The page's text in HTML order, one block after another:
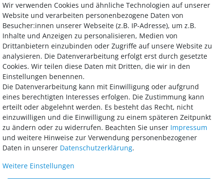
Vertrag widerrufen Kontakt
Bezahlung
Wir bieten Ihnen viele Möglichkeiten einer sicheren und bequemen
Bezahlung.
Wir verwenden Cookies und ähnliche Technologien auf unserer
Website und verarbeiten personenbezogene Daten von
Besucher:innen unserer Webseite (z.B. IP-Adresse), um z.B.
Inhalte und Anzeigen zu personalisieren, Medien von
Drittanbietern einzubinden oder Zugriffe auf unsere Website zu
analysieren. Die Datenverarbeitung erfolgt erst durch gesetzte
Cookies. Wir teilen diese Daten mit Dritten, die wir in den
Einstellungen benennen.
Die Datenverarbeitung kann mit Einwilligung oder aufgrund
eines berechtigten Interesses erfolgen. Die Zustimmung kann
erteilt oder abgelehnt werden. Es besteht das Recht, nicht
einzuwilligen und die Einwilligung zu einem späteren Zeitpunkt
zu ändern oder zu widerrufen. Beachten Sie unser Impressum
und weitere Hinweise zur Verwendung personenbezogener
Daten in unserer Daten­schutz­erklärung.
Weitere Einstellungen